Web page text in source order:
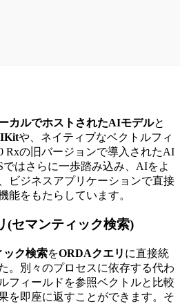
カルでホストされたAIモデルと
や、ネイティブなベクトルフィ
Rxの旧バージョンで導入されたAI
はさらに一歩踏み込み、AIをよ
ビジネスアプリケーションで直接
能をもたらしています。
(セマンティック検索)
ック検索をORDAクエリ に直接統
。別々のプロセスに依存する代わ
フィールドを参照ベクトルと比較
を即座に返すことができます。そ